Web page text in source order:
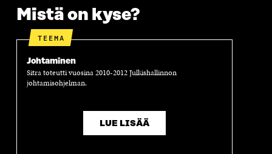
Mistä on kyse?
TEEMA
Johtaminen
Sitra toteutti vuosina 2010-2012 Julkishallinnon
johtamisohjelman.
LUE LISÄÄ